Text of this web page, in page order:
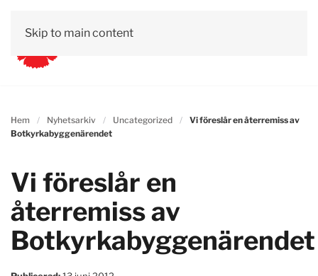
Skip to main content
Hem Nyhetsarkiv Uncategorized
Vi föreslår en återremiss av
Botkyrkabyggenärendet
Vi föreslår en
återremiss av
Botkyrkabyggenärendet